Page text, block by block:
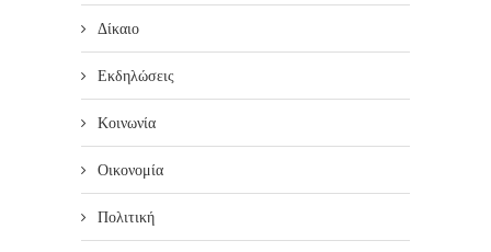
Δίκαιο
Εκδηλώσεις
Κοινωνία
Οικονομία
Πολιτική